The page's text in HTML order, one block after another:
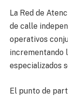
La Red de
de calle
operativos
incrementando
especializados
El punto de